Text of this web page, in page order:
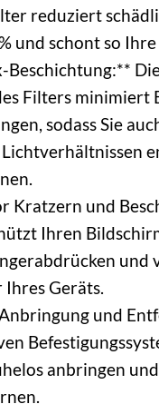
reduziert
und schont so
Beschichtung:**
Filters minimiert
sodass Sie
Kratzern und
Ihren
und
Ihres Geräts.
und
anbringen